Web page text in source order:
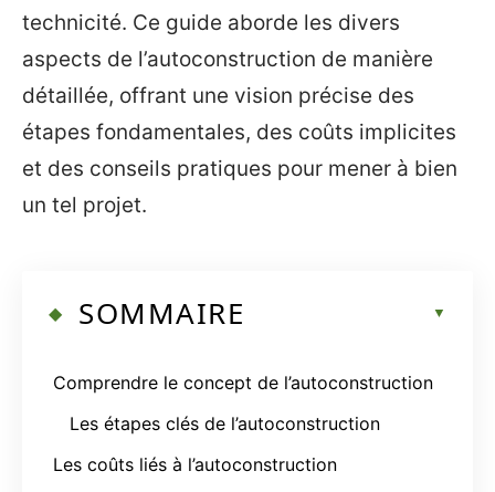
technicité. Ce guide aborde les divers
aspects de l’autoconstruction de manière
détaillée, offrant une vision précise des
étapes fondamentales, des coûts implicites
et des conseils pratiques pour mener à bien
un tel projet.
SOMMAIRE
Comprendre le concept de l’autoconstruction
Les étapes clés de l’autoconstruction
Les coûts liés à l’autoconstruction